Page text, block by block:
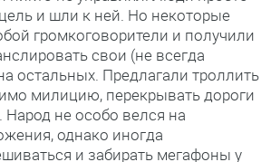
и шли к ней. Но некоторые
громкоговорители и получили
свои (не всегда
остальных. Предлагали троллить
милицию, перекрывать дороги
Народ не особо велся на
однако иногда
и забирать мегафоны у